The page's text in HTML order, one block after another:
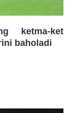
ketma-ket
baholadi